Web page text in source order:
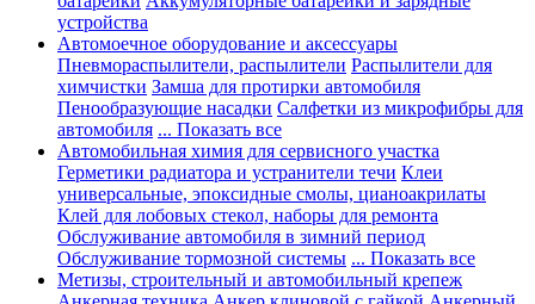
устройства
Автомоечное оборудование и аксессуары
Пневмораспылители, распылители Распылители для
химчистки Замша для протирки автомобиля
Пенообразующие насадки Салфетки из микрофибры для
автомобиля ... Показать все
Автомобильная химия для сервисного участка
Герметики радиатора и устранители течи Клеи
универсальные, эпоксидные смолы, цианоакрилаты
Клей для лобовых стекол, наборы для ремонта
Обслуживание автомобиля в зимний период
Обслуживание тормозной системы ... Показать все
Метизы, строительный и автомобильный крепеж